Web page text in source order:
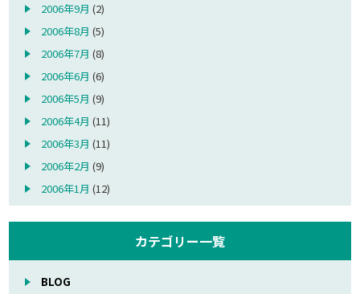
2006年9月 (2)
2006年8月 (5)
2006年7月 (8)
2006年6月 (6)
2006年5月 (9)
2006年4月 (11)
2006年3月 (11)
2006年2月 (9)
2006年1月 (12)
カテゴリー一覧
BLOG